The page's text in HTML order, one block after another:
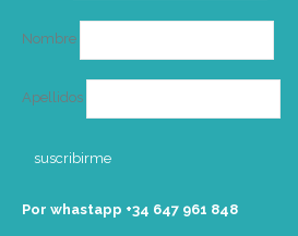
Nombre
Apellidos
Por whastapp +34 ‭647 961 848‬